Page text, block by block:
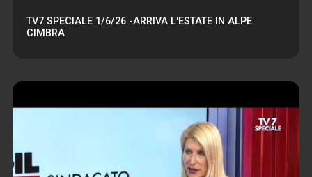
TV7 SPECIALE 1/6/26 -ARRIVA L'ESTATE IN ALPE
CIMBRA